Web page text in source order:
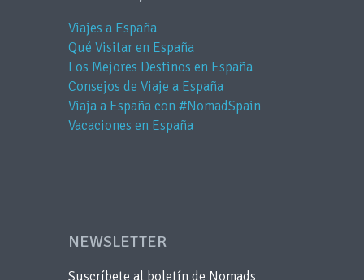
Viajes a España
Qué Visitar en España
Los Mejores Destinos en España
Consejos de Viaje a España
Viaja a España con #NomadSpain
Vacaciones en España
NEWSLETTER
Suscríbete al boletín de Nomads